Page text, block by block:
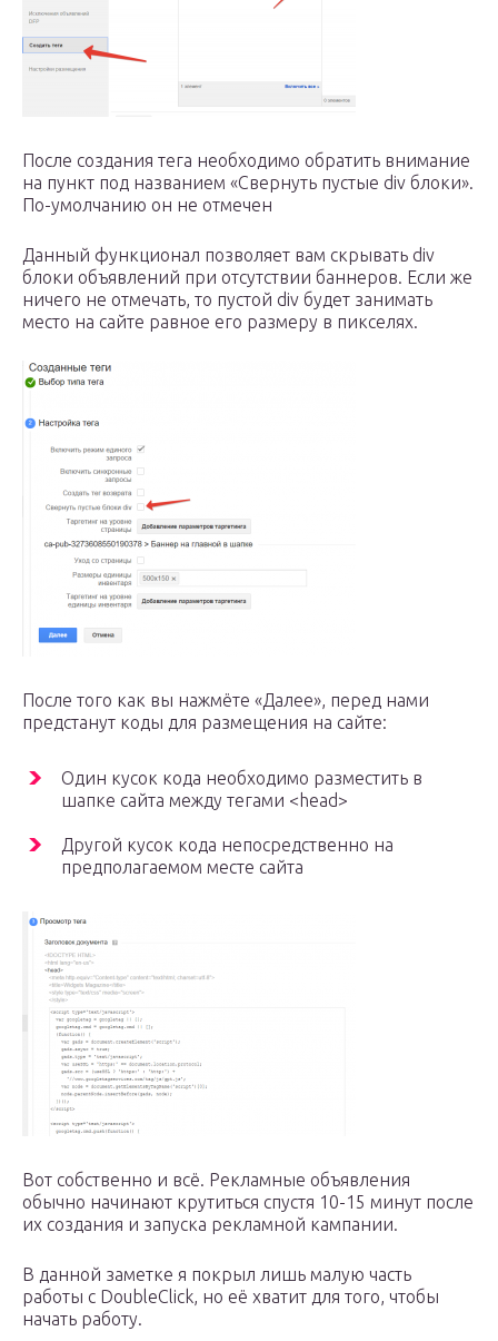
После создания тега необходимо обратить внимание
на пункт под названием «Свернуть пустые div блоки».
По-умолчанию он не отмечен
Данный функционал позволяет вам скрывать div
блоки объявлений при отсутствии баннеров. Если же
ничего не отмечать, то пустой div будет занимать
место на сайте равное его размеру в пикселях.
После того как вы нажмёте «Далее», перед нами
предстанут коды для размещения на сайте:
Один кусок кода необходимо разместить в
шапке сайта между тегами <head>
Другой кусок кода непосредственно на
предполагаемом месте сайта
Вот собственно и всё. Рекламные объявления
обычно начинают крутиться спустя 10-15 минут после
их создания и запуска рекламной кампании.
В данной заметке я покрыл лишь малую часть
работы с DoubleClick, но её хватит для того, чтобы
начать работу.